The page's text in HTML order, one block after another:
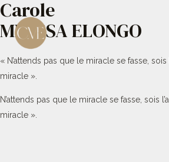
Aller
contenu
Carole
MBESSA ELONGO
« N’attends pas que le miracle se fasse,
miracle ».
N’attends pas que le miracle se fasse, sois
miracle ».